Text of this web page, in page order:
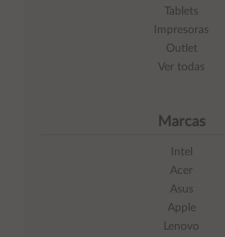
Tablets
Impresoras
Outlet
Ver todas
Marcas
Intel
Acer
Asus
Apple
Lenovo